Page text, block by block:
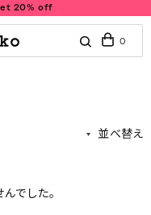
20% off
0
並べ替え
でした。